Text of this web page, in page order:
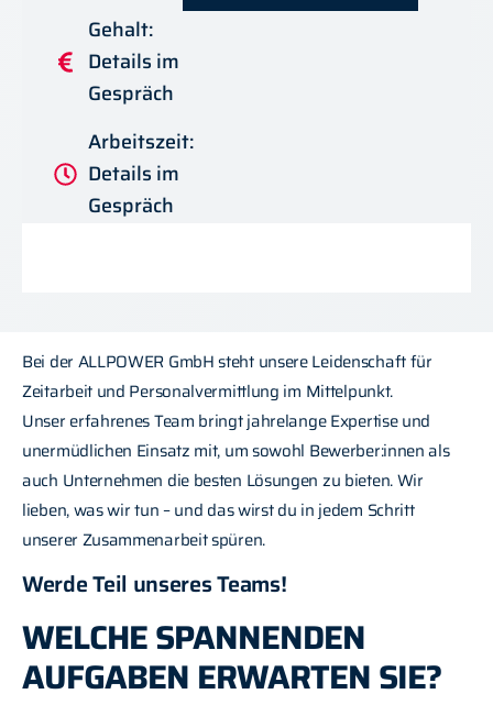
Gehalt:
Details im
Gespräch
Arbeitszeit:
Details im
Gespräch
Bei der ALLPOWER GmbH steht unsere Leidenschaft für
Zeitarbeit und Personalvermittlung im Mittelpunkt.
Unser erfahrenes Team bringt jahrelange Expertise und
unermüdlichen Einsatz mit, um sowohl Bewerber:innen als
auch Unternehmen die besten Lösungen zu bieten. Wir
lieben, was wir tun – und das wirst du in jedem Schritt
unserer Zusammenarbeit spüren.
Werde Teil unseres Teams!
WELCHE SPANNENDEN
AUFGABEN ERWARTEN SIE?